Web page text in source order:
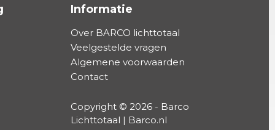
Informatie
Over BARCO lichttotaal
Veelgestelde vragen
Algemene voorwaarden
Contact
Copyright © 2026 - Barco
Lichttotaal | Barco.nl